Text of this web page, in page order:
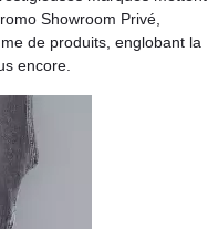
Showroom Privé,
de produits, englobant la
encore.